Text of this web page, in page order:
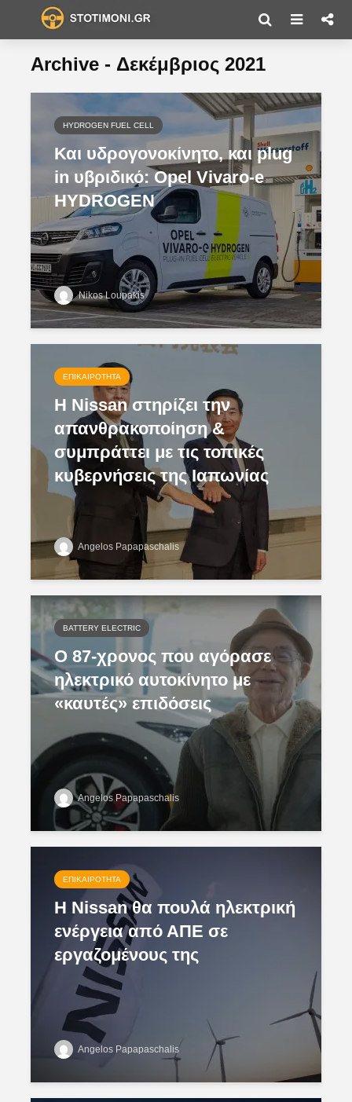
Archive - Δεκέμβριος 2021
HYDROGEN FUEL CELL
Και υδρογονοκίνητο, και plug
in υβριδικό: Opel Vivaro-e
HYDROGEN
Nikos Loupakis
ΕΠΙΚΑΙΡΌΤΗΤΑ
H Nissan στηρίζει την
απανθρακοποίηση &
συμπράττει με τις τοπικές
κυβερνήσεις της Ιαπωνίας
Angelos Papapaschalis
BATTERY ELECTRIC
Ο 87-χρονος που αγόρασε
ηλεκτρικό αυτοκίνητο με
«καυτές» επιδόσεις
Angelos Papapaschalis
ΕΠΙΚΑΙΡΌΤΗΤΑ
Η Nissan θα πουλά ηλεκτρική
ενέργεια από ΑΠΕ σε
εργαζομένους της
Angelos Papapaschalis